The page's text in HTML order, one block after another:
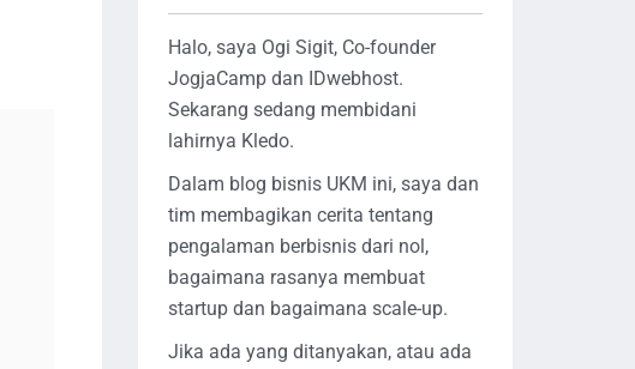
Halo, saya Ogi Sigit, Co-founder
JogjaCamp dan IDwebhost.
Sekarang sedang membidani
lahirnya Kledo.
Dalam blog bisnis UKM ini, saya dan
tim membagikan cerita tentang
pengalaman berbisnis dari nol,
bagaimana rasanya membuat
startup dan bagaimana scale-up.
Jika ada yang ditanyakan, atau ada